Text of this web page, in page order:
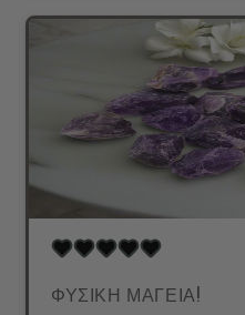
ΦΥΣΙΚΗ ΜΑΓΕΙΑ!